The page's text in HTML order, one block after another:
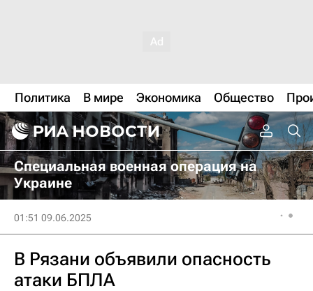
Политика В мире Экономика Общество
Специальная военная операция на
Украине
01:51 09.06.2025
В Рязани объявили опасность
атаки БПЛА